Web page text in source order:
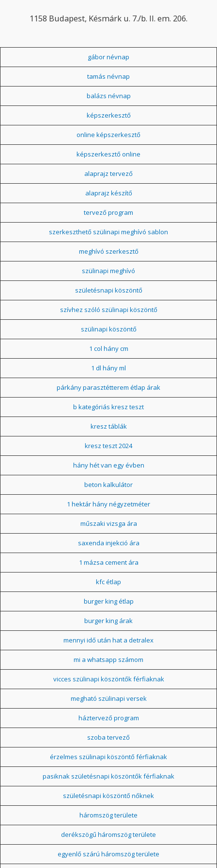
1158 Budapest, Késmárk u. 7./b. II. em. 206.
gábor névnap
tamás névnap
balázs névnap
képszerkesztő
online képszerkesztő
képszerkesztő online
alaprajz tervező
alaprajz készítő
tervező program
szerkeszthető szülinapi meghívó sablon
meghívó szerkesztő
szülinapi meghívó
születésnapi köszöntő
szívhez szóló szülinapi köszöntő
szülinapi köszöntő
1 col hány cm
1 dl hány ml
párkány parasztétterem étlap árak
b kategóriás kresz teszt
kresz táblák
kresz teszt 2024
hány hét van egy évben
beton kalkulátor
1 hektár hány négyzetméter
műszaki vizsga ára
saxenda injekció ára
1 mázsa cement ára
kfc étlap
burger king étlap
burger king árak
mennyi idő után hat a detralex
mi a whatsapp számom
vicces szülinapi köszöntők férfiaknak
megható szülinapi versek
háztervező program
szoba tervező
érzelmes szülinapi köszöntő férfiaknak
pasiknak születésnapi köszöntők férfiaknak
születésnapi köszöntő nőknek
háromszög területe
derékszögű háromszög területe
egyenlő szárú háromszög területe